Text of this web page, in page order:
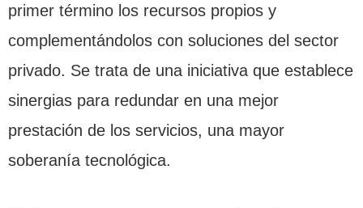
primer término los recursos propios y
complementándolos con soluciones del sector
privado. Se trata de una iniciativa que establece
sinergias para redundar en una mejor
prestación de los servicios, una mayor
soberanía tecnológica.